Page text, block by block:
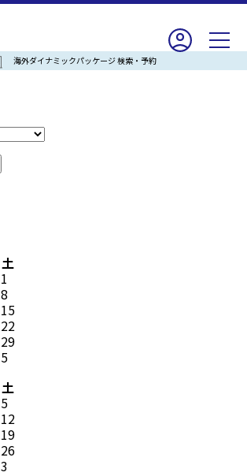
海外ダイナミックパッケージ 検索・予約
土
1
8
15
22
29
5
土
5
12
19
26
3